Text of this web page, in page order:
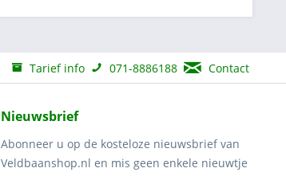
Tarief info 071-8886188 Contact
Nieuwsbrief
Abonneer u op de kosteloze nieuwsbrief van
Veldbaanshop.nl en mis geen enkele nieuwtje